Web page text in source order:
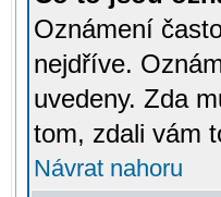
Oznámení
nejdříve.
uvedeny. Zda
tom, zdali vám
Návrat nahoru